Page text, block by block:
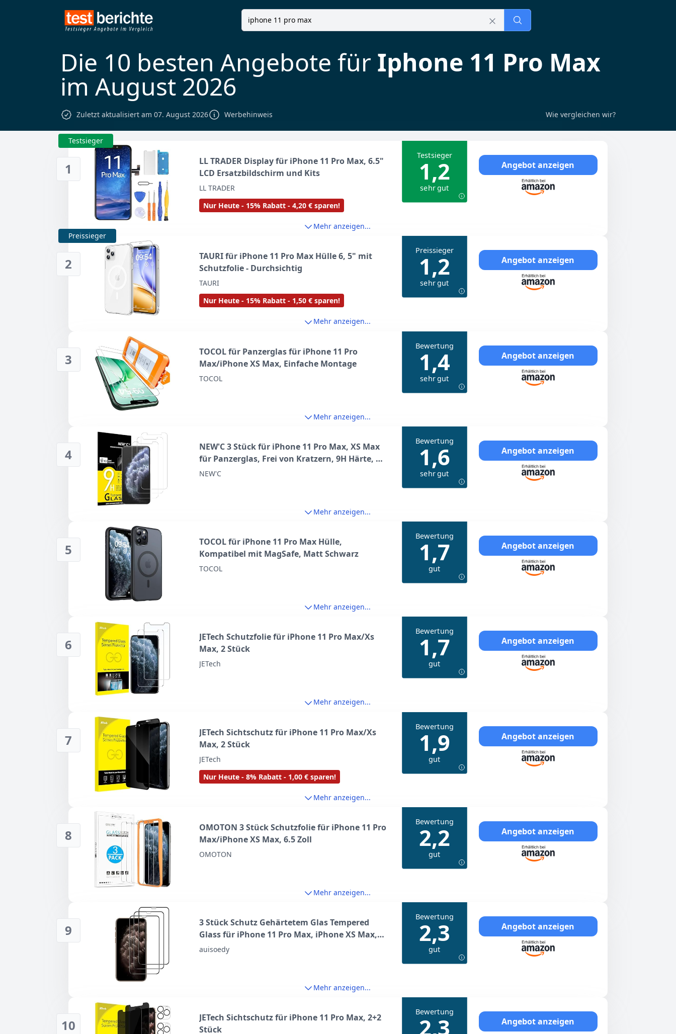
Die 10 besten Angebote für Iphone 11 Pro Max
im August 2026
Zuletzt aktualisiert am 07. August 2026 Werbehinweis Wie vergleichen wir?
1
Testsieger
LL TRADER Display für iPhone 11 Pro Max, 6.5"
LCD Ersatzbildschirm und Kits
LL TRADER
Nur Heute - 15% Rabatt - 4,20 € sparen!
Testsieger
1,2
sehr gut
Angebot anzeigen
Mehr anzeigen...
2
Preissieger
TAURI für iPhone 11 Pro Max Hülle 6, 5" mit
Schutzfolie - Durchsichtig
TAURI
Nur Heute - 15% Rabatt - 1,50 € sparen!
Preissieger
1,2
sehr gut
Angebot anzeigen
Mehr anzeigen...
3
TOCOL für Panzerglas für iPhone 11 Pro
Max/iPhone XS Max, Einfache Montage
TOCOL
Bewertung
1,4
sehr gut
Angebot anzeigen
Mehr anzeigen...
4
NEW'C 3 Stück für iPhone 11 Pro Max, XS Max
für Panzerglas, Frei von Kratzern, 9H Härte, HD
Displayschutzfolie, 0.33mm Ultra-klar,
NEW'C
Bewertung
1,6
sehr gut
Angebot anzeigen
Mehr anzeigen...
5
TOCOL für iPhone 11 Pro Max Hülle,
Kompatibel mit MagSafe, Matt Schwarz
TOCOL
Bewertung
1,7
gut
Angebot anzeigen
Mehr anzeigen...
6
JETech Schutzfolie für iPhone 11 Pro Max/Xs
Max, 2 Stück
JETech
Bewertung
1,7
gut
Angebot anzeigen
Mehr anzeigen...
7
JETech Sichtschutz für iPhone 11 Pro Max/Xs
Max, 2 Stück
JETech
Nur Heute - 8% Rabatt - 1,00 € sparen!
Bewertung
1,9
gut
Angebot anzeigen
Mehr anzeigen...
8
OMOTON 3 Stück Schutzfolie für iPhone 11 Pro
Max/iPhone XS Max, 6.5 Zoll
OMOTON
Bewertung
2,2
gut
Angebot anzeigen
Mehr anzeigen...
9
3 Stück Schutz Gehärtetem Glas Tempered
Glass für iPhone 11 Pro Max, iPhone XS Max,
Screen Schutzfolie Displayschutz Folie Anti
auisoedy
Bewertung
2,3
gut
Angebot anzeigen
Mehr anzeigen...
10
JETech Sichtschutz für iPhone 11 Pro Max, 2+2
Stück
Bewertung
2,3 Angebot anzeigen